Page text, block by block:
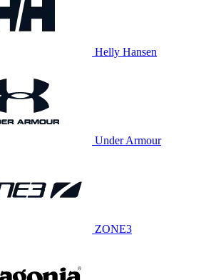
Helly Hansen
Under Armour
ZONE3